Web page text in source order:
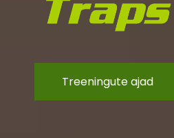
Treeningute ajad